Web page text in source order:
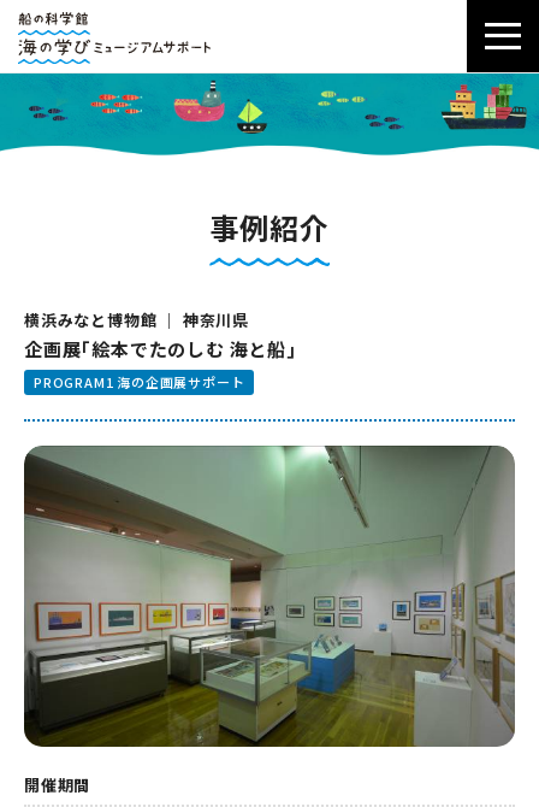
事例紹介
横浜みなと博物館 ｜ 神奈川県
企画展｢絵本でたのしむ 海と船｣
PROGRAM1 海の企画展サポート
開催期間